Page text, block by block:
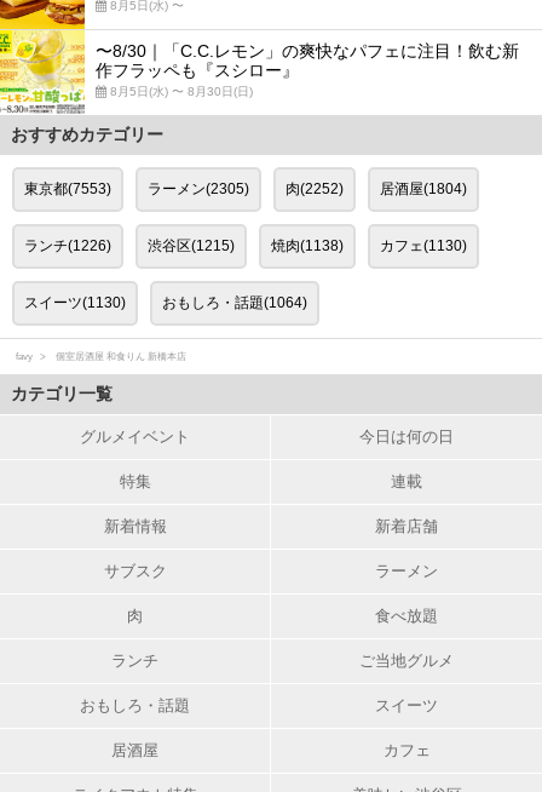
8月5日(水) 〜
〜8/30｜「C.C.レモン」の爽快なパフェに注目！飲む新
作フラッペも『スシロー』
8月5日(水) 〜 8月30日(日)
おすすめカテゴリー
東京都(7553) ラーメン(2305) 肉(2252) 居酒屋(1804)
ランチ(1226) 渋谷区(1215) 焼肉(1138) カフェ(1130)
スイーツ(1130) おもしろ・話題(1064)
favy 個室居酒屋 和食りん 新橋本店
カテゴリ一覧
グルメイベント 今日は何の日
特集 連載
新着情報 新着店舗
サブスク ラーメン
肉 食べ放題
ランチ ご当地グルメ
おもしろ・話題 スイーツ
居酒屋 カフェ